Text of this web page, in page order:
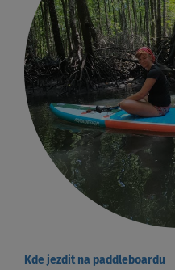
Kde jezdit na paddleboardu